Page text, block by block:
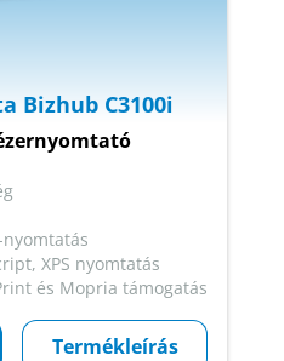
Bizhub C3100i
XPS nyomtatás
és Mopria támogatás
Termékleírás